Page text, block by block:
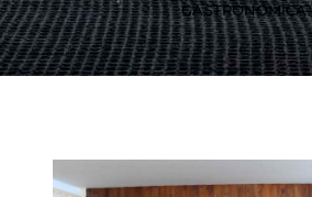
GASTRONÓMICA.